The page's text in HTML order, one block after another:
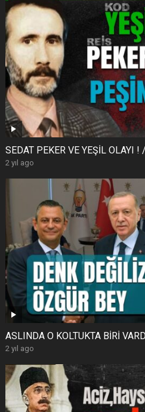
SEDAT PEKER VE YEŞİL OLAYI
2 yıl ago
ASLINDA O KOLTUKTA BİRİ
2 yıl ago